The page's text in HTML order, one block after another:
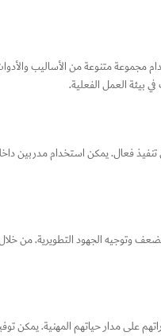
متنوعة من الأساليب والأدوات
بيئة العمل الفعلية.
فعال. يمكن استخدام مدربين
وتوجيه الجهود التطويرية. من
مدار حياتهم المهنية. يمكن توفير